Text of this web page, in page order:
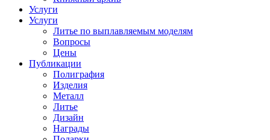
Услуги
Услуги
Литье по выплавляемым моделям
Вопросы
Цены
Публикации
Полиграфия
Изделия
Металл
Литье
Дизайн
Награды